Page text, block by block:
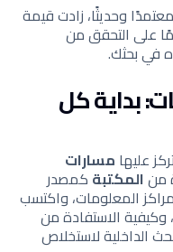
وحديثًا، زادت قيمة
على التحقق من
في بحثك.
بداية كل
عليهامسارات
منالمكتبةكمصدر
المعلومات، واكتسب
الاستفادة من
الداخلية لاستخلاص